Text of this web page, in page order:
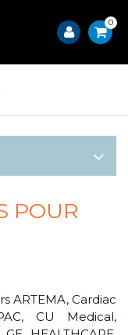
0
POUR
ARTEMA, Cardiac
CU Medical,